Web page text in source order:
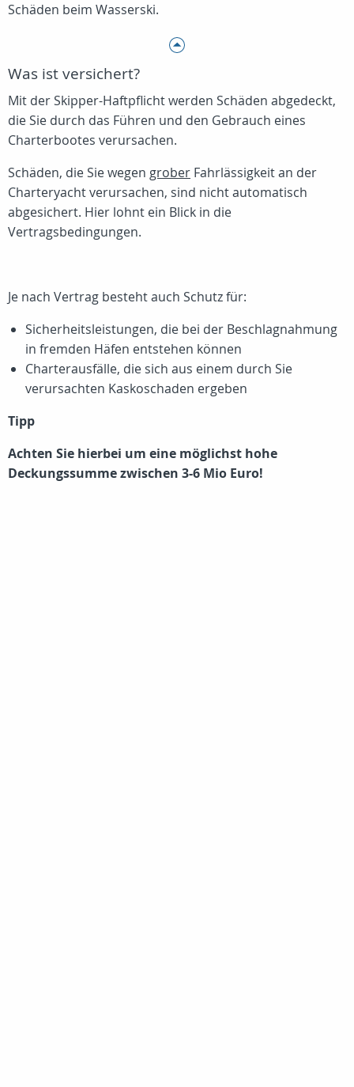
Schäden beim Wasserski.
Was ist versichert?
Mit der Skipper-Haftpflicht werden Schäden abgedeckt,
die Sie durch das Führen und den Gebrauch eines
Charterbootes verursachen.
Schäden, die Sie wegen grober Fahrlässigkeit an der
Charteryacht verursachen, sind nicht automatisch
abgesichert. Hier lohnt ein Blick in die
Vertragsbedingungen.
Je nach Vertrag besteht auch Schutz für:
Sicherheitsleistungen, die bei der Beschlagnahmung
in fremden Häfen entstehen können
Charterausfälle, die sich aus einem durch Sie
verursachten Kaskoschaden ergeben
Tipp
Achten Sie hierbei um eine möglichst hohe
Deckungssumme zwischen 3-6 Mio Euro!